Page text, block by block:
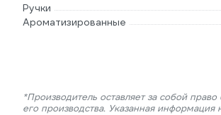
Ручки
Ароматизированные
*Производитель оставляет за собой
его производства. Указанная информация